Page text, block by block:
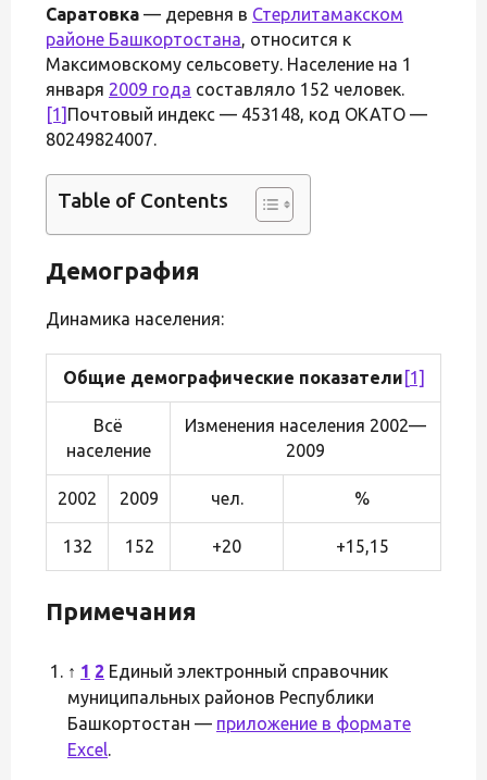
Саратовка — деревня в Стерлитамакском
районе Башкортостана, относится к
Максимовскому сельсовету. Население на 1
января 2009 года составляло 152 человек.
[1] Почтовый индекс — 453148, код ОКАТО —
80249824007.
Table of Contents
Демография
Динамика населения:
Общие демографические показатели [1]
Всё
население
Изменения населения 2002—
2009
2002 2009 чел. %
132 152 +20 +15,15
Примечания
↑ 1 2 Единый электронный справочник
муниципальных районов Республики
Башкортостан — приложение в формате
Excel.